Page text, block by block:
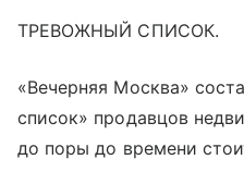
ТРЕВОЖНЫЙ СПИСОК.
«Вечерняя Москва»
список» продавцов
до поры до времени